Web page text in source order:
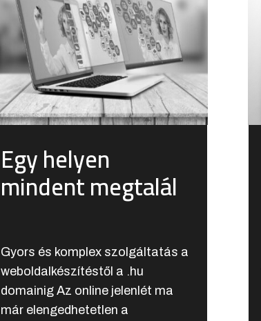
Egy helyen
mindent megtalál
Gyors és komplex szolgáltatás a
weboldalkészítéstől a .hu
domainig Az online jelenlét ma
már elengedhetetlen a